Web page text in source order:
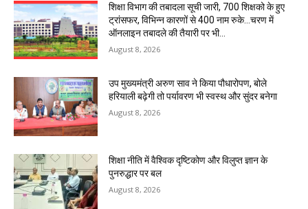
शिक्षा विभाग की तबादला सूची जारी, 700 शिक्षको के हुए
ट्रांसफर, विभिन्न कारणों से 400 नाम रुके…चरण में
ऑनलाइन तबादले की तैयारी पर भी...
August 8, 2026
उप मुख्यमंत्री अरुण साव ने किया पौधारोपण, बोले
हरियाली बढ़ेगी तो पर्यावरण भी स्वस्थ और सुंदर बनेगा
August 8, 2026
शिक्षा नीति में वैश्विक दृष्टिकोण और विलुप्त ज्ञान के
पुनरुद्धार पर बल
August 8, 2026